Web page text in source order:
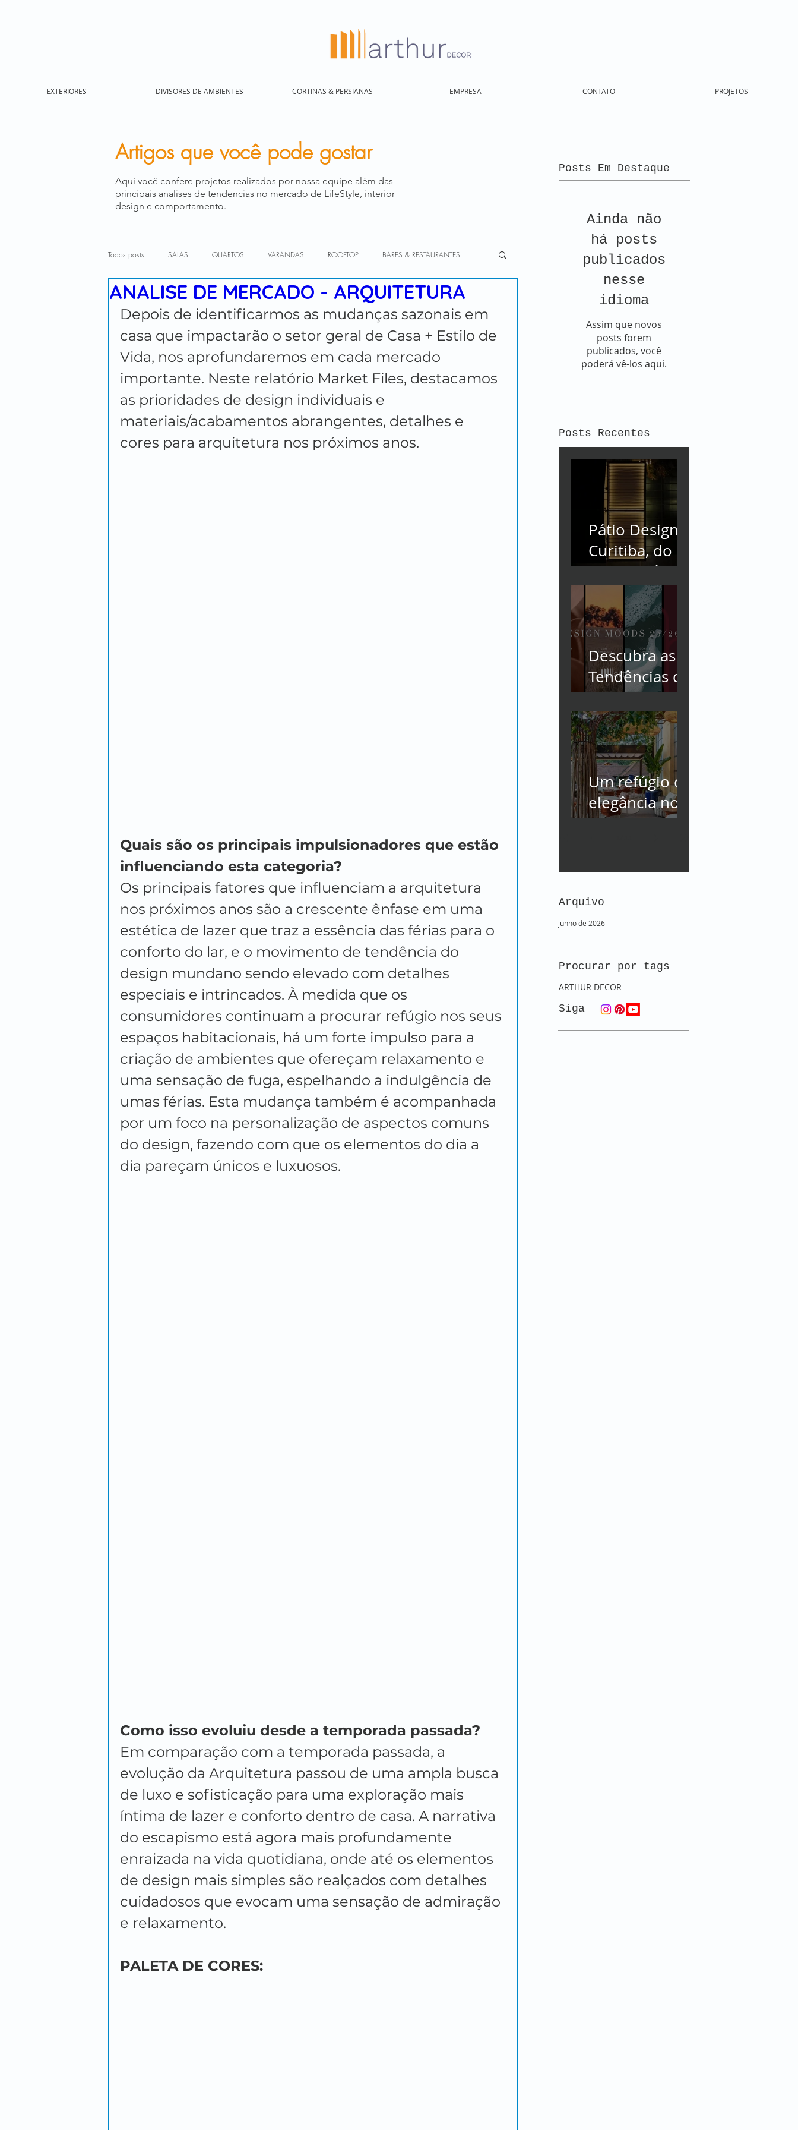
EXTERIORES DIVISORES DE AMBIENTES CORTINAS & PERSIANAS EMPRESA CONTATO PROJETOS
Artigos que você pode gostar
Aqui você confere projetos realizados por nossa equipe além das
principais analises de tendencias no mercado de LifeStyle, interior
design e comportamento.
Todos posts SALAS QUARTOS VARANDAS ROOFTOP BARES & RESTAURANTES
PATIO DESIGN GAZEBOS ESCOLAS GYM AT HOME DESIGN TRENDS
CASA DE CAMPO CORPORATIVOS
MOSTRA DE DECORAÇAO
ANALISE DE MERCADO - ARQUITETURA
Depois de identificarmos as mudanças sazonais em
casa que impactarão o setor geral de Casa + Estilo de
Vida, nos aprofundaremos em cada mercado
importante. Neste relatório Market Files, destacamos
as prioridades de design individuais e
materiais/acabamentos abrangentes, detalhes e
cores para arquitetura nos próximos anos.
Quais são os principais impulsionadores que estão
influenciando esta categoria?
Os principais fatores que influenciam a arquitetura
nos próximos anos são a crescente ênfase em uma
estética de lazer que traz a essência das férias para o
conforto do lar, e o movimento de tendência do
design mundano sendo elevado com detalhes
especiais e intrincados. À medida que os
consumidores continuam a procurar refúgio nos seus
espaços habitacionais, há um forte impulso para a
criação de ambientes que ofereçam relaxamento e
uma sensação de fuga, espelhando a indulgência de
umas férias. Esta mudança também é acompanhada
por um foco na personalização de aspectos comuns
do design, fazendo com que os elementos do dia a
dia pareçam únicos e luxuosos.
Como isso evoluiu desde a temporada passada?
Em comparação com a temporada passada, a
evolução da Arquitetura passou de uma ampla busca
de luxo e sofisticação para uma exploração mais
íntima de lazer e conforto dentro de casa. A narrativa
do escapismo está agora mais profundamente
enraizada na vida quotidiana, onde até os elementos
de design mais simples são realçados com detalhes
cuidadosos que evocam uma sensação de admiração
e relaxamento.
PALETA DE CORES:
Posts Em Destaque
Ainda não
há posts
publicados
nesse
idioma
Assim que novos
posts forem
publicados, você
poderá vê-los aqui.
Posts Recentes
Pátio Design -
Curitiba, do
conceito à
execução: uma
obra
conduzida
com maestria.
Descubra as
Tendências de
Design de
Interiores
2025
Um refúgio de
elegância no
coração da
Rubatino no
espaço Casa
Arquivo
junho de 2026
Procurar por tags
ARTHUR DECOR
Siga